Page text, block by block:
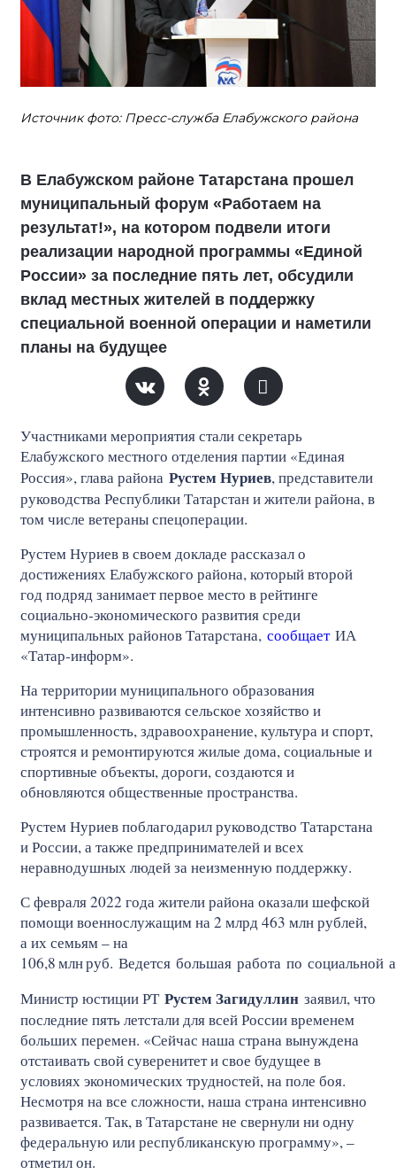
Источник фото: Пресс-служба Елабужского района
В Елабужском районе Татарстана прошел
муниципальный форум «Работаем на
результат!», на котором подвели итоги
реализации народной программы «Единой
России» за последние пять лет, обсудили
вклад местных жителей в поддержку
специальной военной операции и наметили
планы на будущее
Участниками мероприятия стали секретарь
Елабужского местного отделения партии «Единая
Россия», глава района Рустем Нуриев, представители
руководства Республики Татарстан и жители района, в
том числе ветераны спецоперации.
Рустем Нуриев в своем докладе рассказал о
достижениях Елабужского района, который второй
год подряд занимает первое место в рейтинге
социально‑экономического развития среди
муниципальных районов Татарстана, сообщаетИА
«Татар-информ».
На территории муниципального образования
интенсивно развиваются сельское хозяйство и
промышленность, здравоохранение, культура и спорт,
строятся и ремонтируются жилые дома, социальные и
спортивные объекты, дороги, создаются и
обновляются общественные пространства.
Рустем Нуриев поблагодарил руководство Татарстана
и России, а также предпринимателей и всех
неравнодушных людей за неизменную поддержку.
С февраля 2022 года жители района оказали шефской
помощи военнослужащим на 2 млрд 463 млн рублей,
а их семьям – на
106,8млнруб. Ведется большая работа по
Министр юстиции РТ Рустем Загидуллин заявил, что
последние пять летстали для всей России временем
больших перемен. «Сейчас наша страна вынуждена
отстаивать свой суверенитет и свое будущее в
условиях экономических трудностей, на поле боя.
Несмотря на все сложности, наша страна интенсивно
развивается. Так, в Татарстане не свернули ни одну
федеральную или республиканскую программу», –
отметил он.